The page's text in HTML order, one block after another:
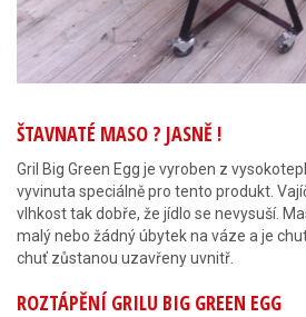
ŠTAVNATÉ MASO ? JASNĚ !
Gril Big Green Egg je vyroben z
vyvinuta speciálně pro tento produkt.
vlhkost tak dobře, že jídlo se nevysuší.
malý nebo žádný úbytek na váze a je
chuť zůstanou uzavřeny uvnitř.
ROZTÁPĚNÍ GRILU BIG GREEN EGG